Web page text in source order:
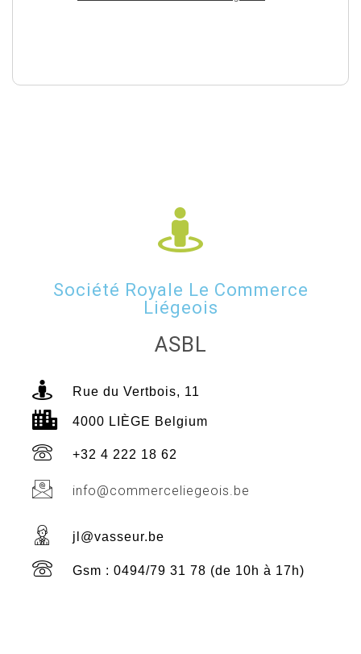
Société Royale Le Commerce
Liégeois
ASBL
Rue du Vertbois, 11
4000 LIÈGE Belgium
+32 4 222 18 62
info@commerceliegeois.be
jl@vasseur.be
Gsm : 0494/79 31 78 (de 10h à 17h)